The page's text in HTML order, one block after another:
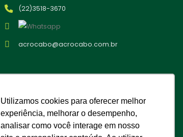
Utilizamos cookies para oferecer melhor
experiência, melhorar o desempenho,
analisar como você interage em nosso
(22)3518-3670
acrocabo@acrocabo.com.br